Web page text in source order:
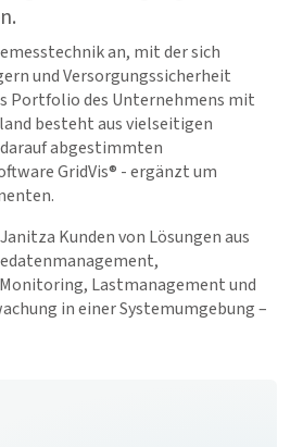
an, mit der sich
und Versorgungssicherheit
Portfolio des Unternehmens mit
besteht aus vielseitigen
abgestimmten
GridVis® - ergänzt um
Kunden von Lösungen aus
Lastmanagement und
in einer Systemumgebung –